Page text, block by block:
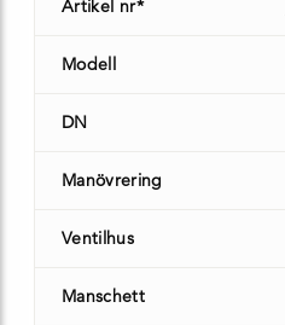
Artikel nr*
Modell
DN
Manövrering
Ventilhus
Manschett